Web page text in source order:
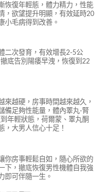
恢復年輕態，體力精力，性能
，欲望提升明顯，有效延時20
小毛病得到改善。
二次發育，有效增長2-5公
底告別陽痿早洩，恢復到22
來越硬，房事時間越來越久，
備足夠性能量，體內睪丸-腎
年輕狀態，荷爾蒙、睪丸酮
，大男人信心十足！
你房事輕鬆自如，隨心所欲的
下，撤底恢復男性機體自我強
即可伴隨一生。